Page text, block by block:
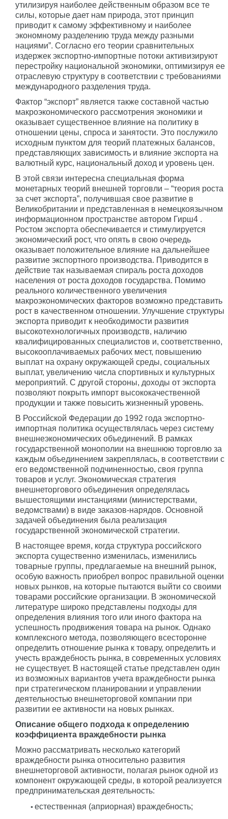
утилизируя наиболее действенным образом все те
силы, которые дает нам природа, этот принцип
приводит к самому эффективному и наиболее
экономному разделению труда между разными
нациями”. Согласно его теории сравнительных
издержек экспортно-импортные потоки активизируют
перестройку национальной экономики, оптимизируя ее
отраслевую структуру в соответствии с требованиями
международного разделения труда.
Фактор “экспорт” является также составной частью
макроэкономического рассмотрения экономики и
оказывает существенное влияние на политику в
отношении цены, спроса и занятости. Это послужило
исходным пунктом для теорий платежных балансов,
представляющих зависимость и влияние экспорта на
валютный курс, национальный доход и уровень цен.
В этой связи интересна специальная форма
монетарных теорий внешней торговли – “теория роста
за счет экспорта”, получившая свое развитие в
Великобритании и представленная в немецкоязычном
информационном пространстве автором Гирш4 .
Ростом экспорта обеспечивается и стимулируется
экономический рост, что опять в свою очередь
оказывает положительное влияние на дальнейшее
развитие экспортного производства. Приводится в
действие так называемая спираль роста доходов
населения от роста доходов государства. Помимо
реального количественного увеличения
макроэкономических факторов возможно представить
рост в качественном отношении. Улучшение структуры
экспорта приводит к необходимости развития
высокотехнологичных производств, наличию
квалифицированных специалистов и, соответственно,
высокооплачиваемых рабочих мест, повышению
выплат на охрану окружающей среды, социальных
выплат, увеличению числа спортивных и культурных
мероприятий. С другой стороны, доходы от экспорта
позволяют покрыть импорт высококачественной
продукции и также повысить жизненный уровень.
В Российской Федерации до 1992 года экспортно-
импортная политика осуществлялась через систему
внешнеэкономических объединений. В рамках
государственной монополии на внешнюю торговлю за
каждым объединением закреплялась, в соответствии с
его ведомственной подчиненностью, своя группа
товаров и услуг. Экономическая стратегия
внешнеторгового объединения определялась
вышестоящими инстанциями (министерствами,
ведомствами) в виде заказов-нарядов. Основной
задачей объединения была реализация
государственной экономической стратегии.
В настоящее время, когда структура российского
экспорта существенно изменилась, изменились
товарные группы, предлагаемые на внешний рынок,
особую важность приобрел вопрос правильной оценки
новых рынков, на которые пытаются выйти со своими
товарами российские организации. В экономической
литературе широко представлены подходы для
определения влияния того или иного фактора на
успешность продвижения товара на рынок. Однако
комплексного метода, позволяющего всесторонне
определить отношение рынка к товару, определить и
учесть враждебность рынка, в современных условиях
не существует. В настоящей статье представлен один
из возможных вариантов учета враждебности рынка
при стратегическом планировании и управлении
деятельностью внешнеторговой компании при
развитии ее активности на новых рынках.
Описание общего подхода к определению
коэффициента враждебности рынка
Можно рассматривать несколько категорий
враждебности рынка относительно развития
внешнеторговой активности, полагая рынок одной из
компонент окружающей среды, в которой реализуется
предпринимательская деятельность:
естественная (априорная) враждебность;